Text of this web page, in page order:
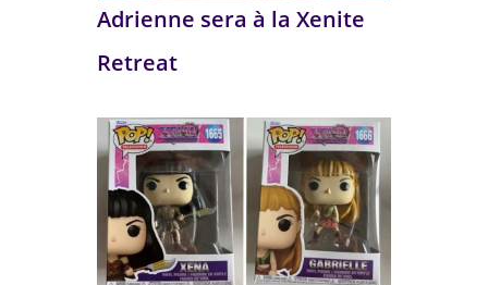
Adrienne sera à la Xenite
Retreat